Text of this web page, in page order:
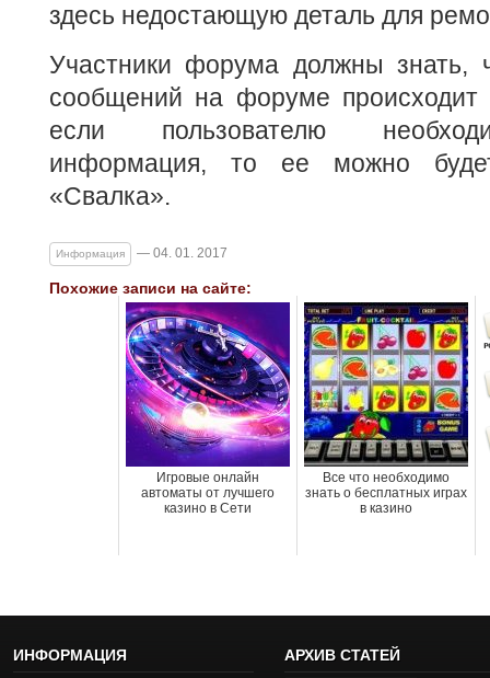
здесь недостающую деталь для
Участники форума должны знать,
сообщений на форуме
если пользователю
информация, то ее можно
«Свалка».
Информация — 04. 01. 2017
Похожие записи на сайте:
Игровые онлайн
автоматы от лучшего
казино в Сети
Все что необходимо
знать о бесплатных играх
в казино
ИНФОРМАЦИЯ АРХИВ СТАТЕЙ